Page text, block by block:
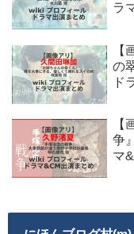
ラ
【
の
ド
【
争
マ